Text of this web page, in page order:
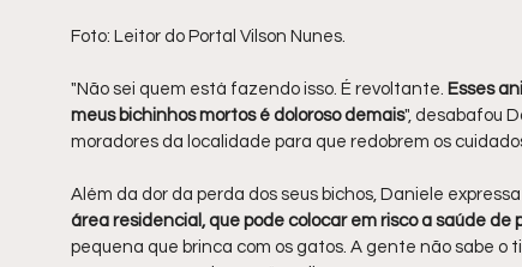
Foto: Leitor do Portal Vilson Nunes.
"Não sei quem está fazendo isso. É revoltante. Esses
meus bichinhos mortos é doloroso demais", desabafou
moradores da localidade para que redobrem os
Além da dor da perda dos seus bichos, Daniele
área residencial, que pode colocar em risco a saúde de
pequena que brinca com os gatos. A gente não sabe o